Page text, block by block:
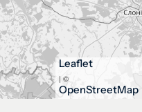
Leaflet
| ©
OpenStreetMap